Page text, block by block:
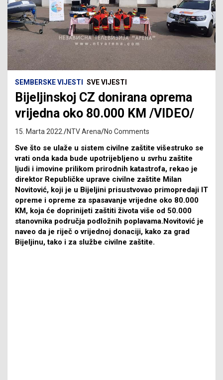
SEMBERSKE VIJESTI SVE VIJESTI
Bijeljinskoj CZ donirana oprema
vrijedna oko 80.000 KM /VIDEO/
15. Marta 2022. NTV Arena No Comments
Sve što se ulaže u sistem civilne zaštite višestruko se
vrati onda kada bude upotrijebljeno u svrhu zaštite
ljudi i imovine prilikom prirodnih katastrofa, rekao je
direktor Republičke uprave civilne zaštite Milan
Novitović, koji je u Bijeljini prisustvovao primopredaji IT
opreme i opreme za spasavanje vrijedne oko 80.000
KM, koja će doprinijeti zaštiti života više od 50.000
stanovnika područja podložnih poplavama.Novitović je
naveo da je riječ o vrijednoj donaciji, kako za grad
Bijeljinu, tako i za službe civilne zaštite.